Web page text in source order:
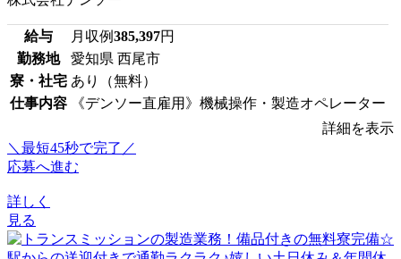
給与 月収例385,397円
勤務地
愛知県 西尾市
寮・社宅 あり（無料）
仕事内容
《デンソー直雇用》機械操作・製造オペレーター
詳細を表示
＼最短45秒で完了／
応募へ進む
詳しく
見る